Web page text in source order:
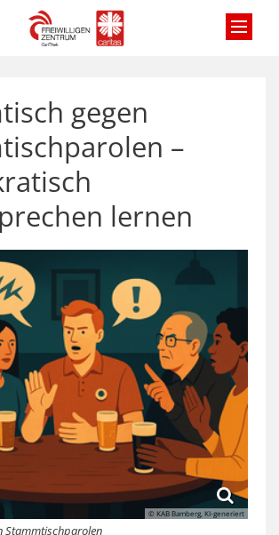
gegen
–
lernen
© KAB Bamberg, KI-generiert
Stammtischparolen